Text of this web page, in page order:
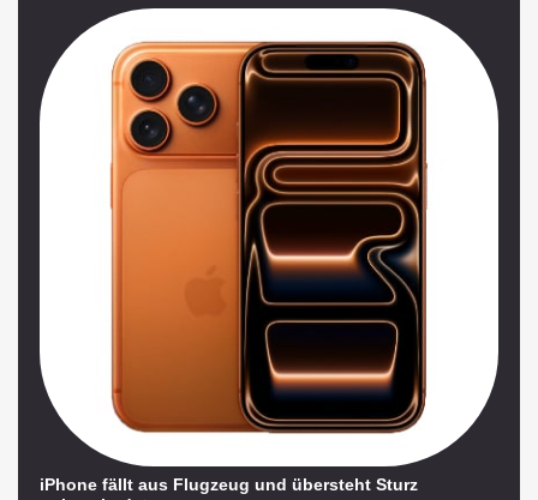
iPhone fällt aus Flugzeug und übersteht Sturz